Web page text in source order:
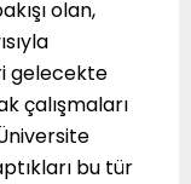
olan,
gelecekte
çalışmaları
bu tür